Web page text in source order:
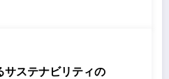
サステナビリティの